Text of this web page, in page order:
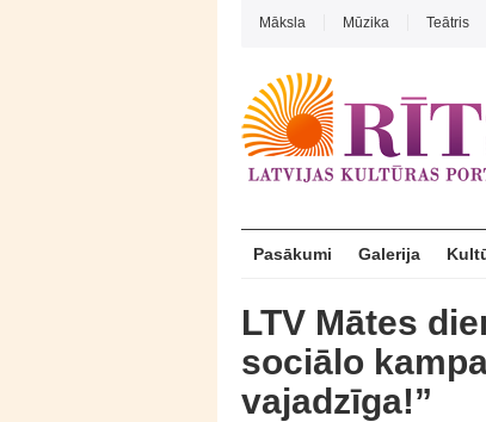
Māksla Mūzika Teātris
Pasākumi Galerija
LTV Mātes
sociālo
vajadzīga!”